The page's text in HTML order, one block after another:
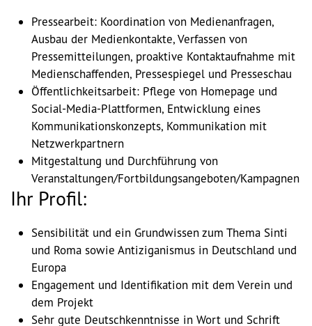
Dachorganisationen
Projekte
Anlaufstelle Nevo Foro (Neue
Stadt)
Bildungsangebote für
Leistungsbehörden und
Sozialberatungsstellen
Dokumentationsstelle
Internationale Jugendarbeit
Abgeschlossene Projekte
Pressearbeit: Koordination von Medienanfragen,
Ausbau der Medienkontakte, Verfassen von
Pressemitteilungen, proaktive Kontaktaufnahme mit
Medienschaffenden, Pressespiegel und Presseschau
Öffentlichkeitsarbeit: Pflege von Homepage und
Social-Media-Plattformen, Entwicklung eines
Kommunikationskonzepts, Kommunikation mit
Netzwerkpartnern
Mitgestaltung und Durchführung von
Veranstaltungen/Fortbildungsangeboten/Kampagnen
Ihr Profil:
Sensibilität und ein Grundwissen zum Thema Sinti
und Roma sowie Antiziganismus in Deutschland und
Europa
Engagement und Identifikation mit dem Verein und
dem Projekt
Sehr gute Deutschkenntnisse in Wort und Schrift